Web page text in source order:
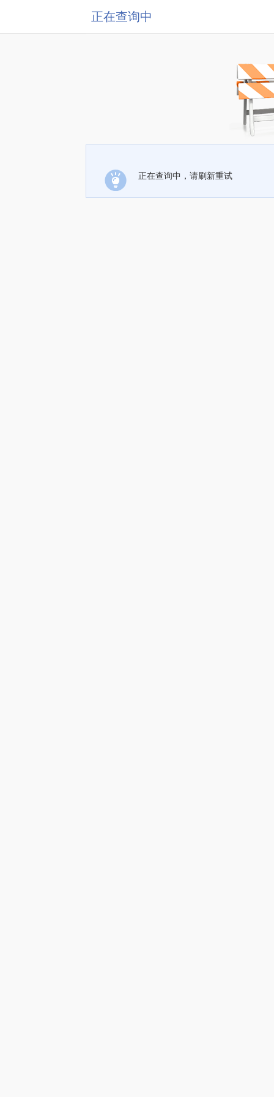
正在查询中
正在查询中，请刷新重试